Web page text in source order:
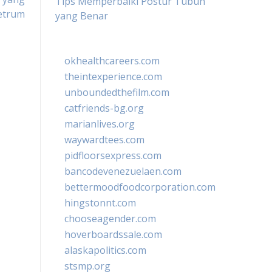
yang Benar
okhealthcareers.com
theintexperience.com
unboundedthefilm.com
catfriends-bg.org
marianlives.org
waywardtees.com
pidfloorsexpress.com
bancodevenezuelaen.com
bettermoodfoodcorporation.com
hingstonnt.com
chooseagender.com
hoverboardssale.com
alaskapolitics.com
stsmp.org